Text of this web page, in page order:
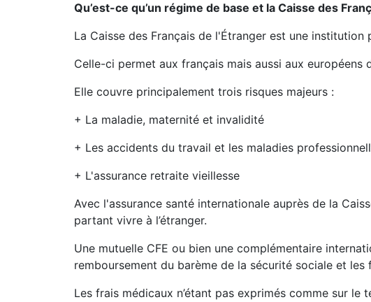
Qu’est-ce qu’un régime de base et la Caisse des
La Caisse des Français de l'Étranger est une
Celle-ci permet aux français mais aussi aux
Elle couvre principalement trois risques majeurs :
+ La maladie, maternité et invalidité
+ Les accidents du travail et les maladies
+ L'assurance retraite vieillesse
Avec l'assurance santé internationale auprès de la
partant vivre à l’étranger.
Une mutuelle CFE ou bien une complémentaire
remboursement du barème de la sécurité sociale et
Les frais médicaux n’étant pas exprimés comme sur